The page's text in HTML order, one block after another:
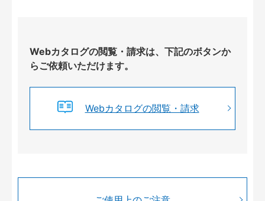
Webカタログの閲覧・請求は、下記のボタンか
らご依頼いただけます。
Webカタログの閲覧・請求